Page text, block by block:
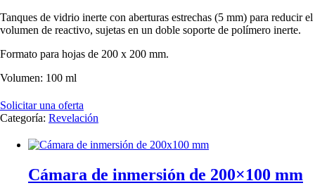
Tanques de vidrio inerte con aberturas estrechas (5 mm) para reducir el
volumen de reactivo, sujetas en un doble soporte de polímero inerte.
Formato para hojas de 200 x 200 mm.
Volumen: 100 ml
Solicitar una oferta
Categoría: Revelación
Cámara de inmersión de 200×100 mm